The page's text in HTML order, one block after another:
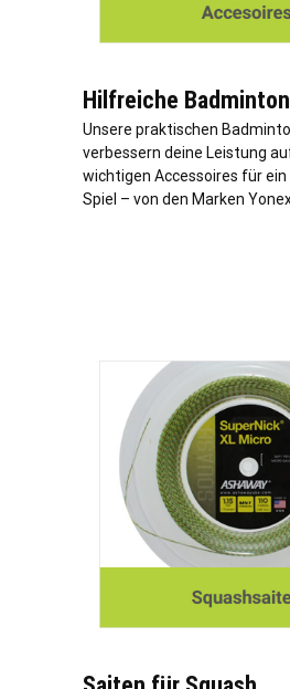
Hilfreiche
Unsere praktischen
verbessern deine Leistung
wichtigen Accessoires für
Spiel – von den Marken